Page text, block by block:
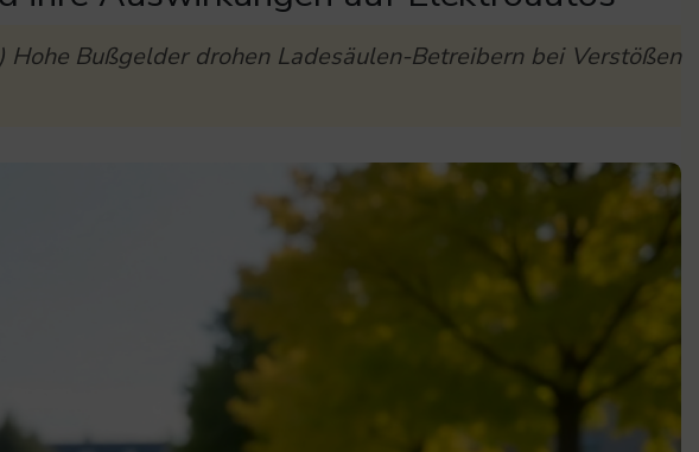
Bußgelder drohen Ladesäulen-Betreibern bei Verstößen